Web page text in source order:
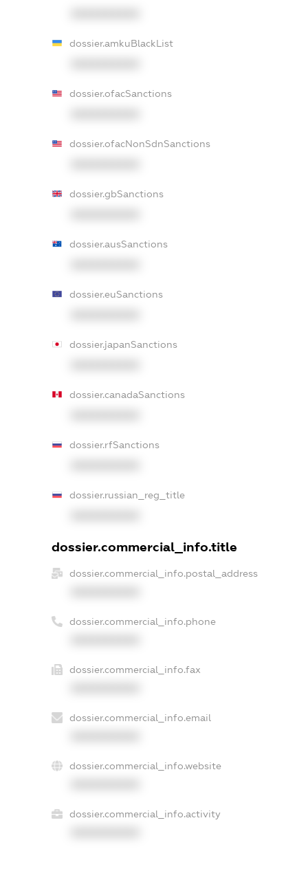
dossier.amkuBlackList
dossier.ofacSanctions
dossier.ofacNonSdnSanctions
dossier.gbSanctions
dossier.ausSanctions
dossier.euSanctions
dossier.japanSanctions
dossier.canadaSanctions
dossier.rfSanctions
dossier.russian_reg_title
dossier.commercial_info.title
dossier.commercial_info.postal_address
dossier.commercial_info.phone
dossier.commercial_info.fax
dossier.commercial_info.email
dossier.commercial_info.website
dossier.commercial_info.activity